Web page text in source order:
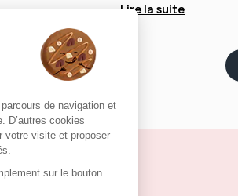
Lire la suite